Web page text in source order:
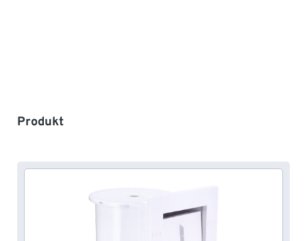
Produktgalerie überspringen
Produkt